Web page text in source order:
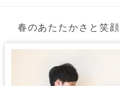
春のあたたかさと笑